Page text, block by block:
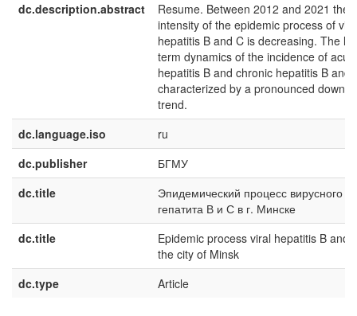
dc.description.abstract
Resume. Between 2012 and 2021 the
intensity of the epidemic process of
hepatitis B and C is decreasing. The
term dynamics of the incidence of
hepatitis B and chronic hepatitis B and
characterized by a pronounced
trend.
dc.language.iso
ru
dc.publisher
БГМУ
dc.title
Эпидемический процесс вирусного
гепатита В и С в г. Минске
dc.title
Epidemic process viral hepatitis B and
the city of Minsk
dc.type
Article